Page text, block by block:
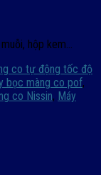
hộp kem…
co tự động tốc độ
bọc màng co pof,
co Nissin, Máy